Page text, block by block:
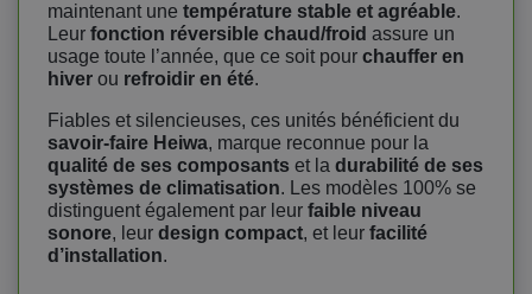
maintenant une température stable et agréable.
Leur fonction réversible chaud/froid assure un
usage toute l’année, que ce soit pour chauffer en
hiver ou refroidir en été.
Fiables et silencieuses, ces unités bénéficient du
savoir-faire Heiwa, marque reconnue pour la
qualité de ses composants et la durabilité de ses
systèmes de climatisation. Les modèles 100% se
distinguent également par leur faible niveau
sonore, leur design compact, et leur facilité
d’installation.